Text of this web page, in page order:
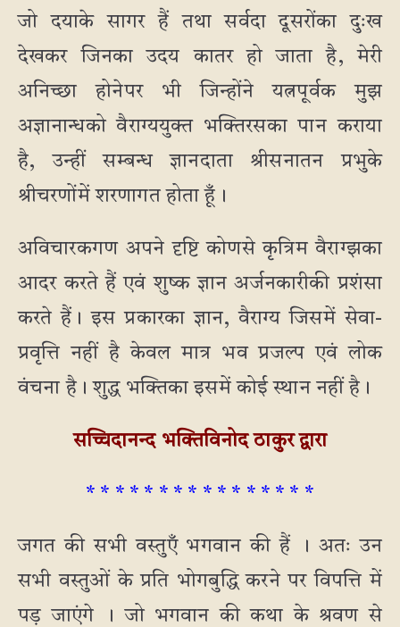
जो दयाके सागर हैं तथा सर्वदा दूसरोंका दुःख
देखकर जिनका उदय कातर हो जाता है, मेरी
अनिच्छा होनेपर भी जिन्होंने यत्नपूर्वक मुझ
अज्ञानान्धको वैराग्ययुक्त भक्तिरसका पान कराया
है, उन्हीं सम्बन्ध ज्ञानदाता श्रीसनातन प्रभुके
श्रीचरणोंमें शरणागत होता हूँ।
अविचारकगण अपने दृष्टि कोणसे कृत्रिम वैराग्झका
आदर करते हैं एवं शुष्क ज्ञान अर्जनकारीकी प्रशंसा
करते हैं। इस प्रकारका ज्ञान, वैराग्य जिसमें सेवा-
प्रवृत्ति नहीं है केवल मात्र भव प्रजल्प एवं लोक
वंचना है। शुद्ध भक्तिका इसमें कोई स्थान नहीं है।
सच्चिदानन्द भक्तिविनोद ठाकुर द्वारा
* * * * * * * * * * * * * * * *
जगत की सभी वस्तुएँ भगवान की हैं । अतः उन
सभी वस्तुओं के प्रति भोगबुद्धि करने पर विपत्ति में
पड़ जाएंगे । जो भगवान की कथा के श्रवण से